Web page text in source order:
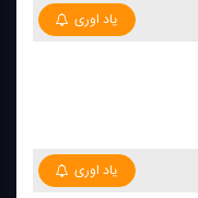
یاد اوری
یاد اوری